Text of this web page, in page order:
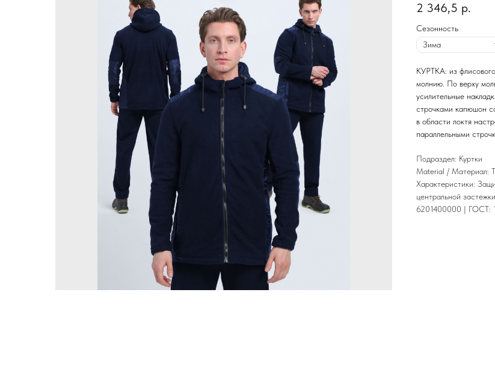
2 346,5 р.
Сезонность
КУРТКА: из
молнию. По верху
усилительные
строчками капюшон
в области локтя
параллельными
Подраздел: Куртки
Material / Материал:
Характеристики:
центральной
6201400000 | ГОСТ: